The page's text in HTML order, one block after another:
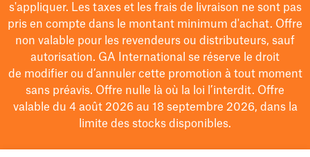
s'appliquer. Les taxes et les frais de livraison ne sont pas
pris en compte dans le montant minimum d'achat. Offre
non valable pour les revendeurs ou distributeurs, sauf
autorisation. GA International se réserve le droit
de modifierou d’annuler cette promotion à tout moment
sans préavis. Offre nulle là où la loi l’interdit. Offre
valable du 4 août 2026 au 18 septembre 2026, dans la
limite des stocks disponibles.